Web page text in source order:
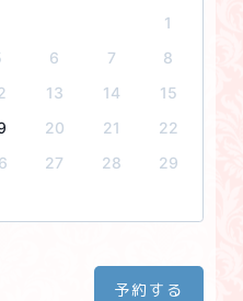
1
6 7
8
13 14
15
20 21
22
27 28
29
予約する